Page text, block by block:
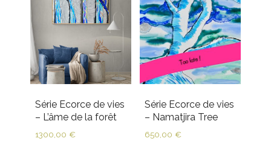
Série Ecorce de vies
– L’âme de la forêt
1300,00 €
Série Ecorce de vies
– Namatjira Tree
650,00 €